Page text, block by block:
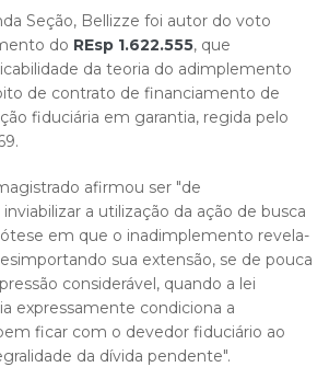
Seção, Bellizze foi autor do voto
do REsp 1.622.555, que
da teoria do adimplemento
de contrato de financiamento de
fiduciária em garantia, regida pelo
afirmou ser "de
a utilização da ação de busca
em que o inadimplemento revela-
sua extensão, se de pouca
considerável, quando a lei
expressamente condiciona a
ficar com o devedor fiduciário ao
da dívida pendente".